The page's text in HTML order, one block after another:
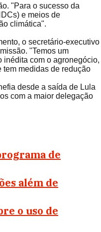
"Para o sucesso da
e meios de
climática".
o secretário-executivo
"Temos um
inédita com o agronegócio,
medidas de redução
desde a saída de Lula
com a maior delegação
de
além de
o uso de